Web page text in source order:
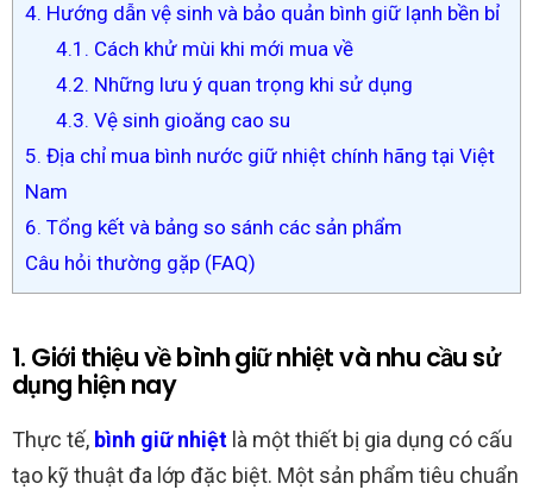
4. Hướng dẫn vệ sinh và bảo quản bình giữ lạnh bền bỉ
4.1. Cách khử mùi khi mới mua về
4.2. Những lưu ý quan trọng khi sử dụng
4.3. Vệ sinh gioăng cao su
5. Địa chỉ mua bình nước giữ nhiệt chính hãng tại Việt
Nam
6. Tổng kết và bảng so sánh các sản phẩm
Câu hỏi thường gặp (FAQ)
1. Giới thiệu về bình giữ nhiệt và nhu cầu sử
dụng hiện nay
Thực tế, bình giữ nhiệt là một thiết bị gia dụng có cấu
tạo kỹ thuật đa lớp đặc biệt. Một sản phẩm tiêu chuẩn